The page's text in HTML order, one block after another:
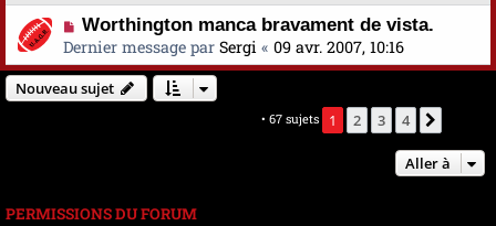
Worthington manca bravament de vista.
Dernier message par Sergi « 09 avr. 2007, 10:16
Nouveau sujet
• 67 sujets 1 2 3 4
Aller à
PERMISSIONS DU FORUM